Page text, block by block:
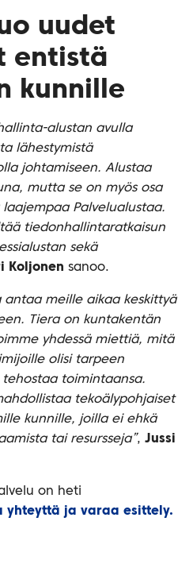
uudet
entistä
kunnille
alustan avulla
lähestymistä
johtamiseen. Alustaa
mutta se on myös osa
Palvelualustaa.
tiedonhallintaratkaisun
sekä
Koljonen sanoo.
antaa meille aikaa keskittyä
Tiera on kuntakentän
yhdessä miettiä, mitä
olisi tarpeen
toimintaansa.
tekoälypohjaiset
kunnille, joilla ei ehkä
tai resursseja”, Jussi
on heti
yhteyttä ja varaa esittely.